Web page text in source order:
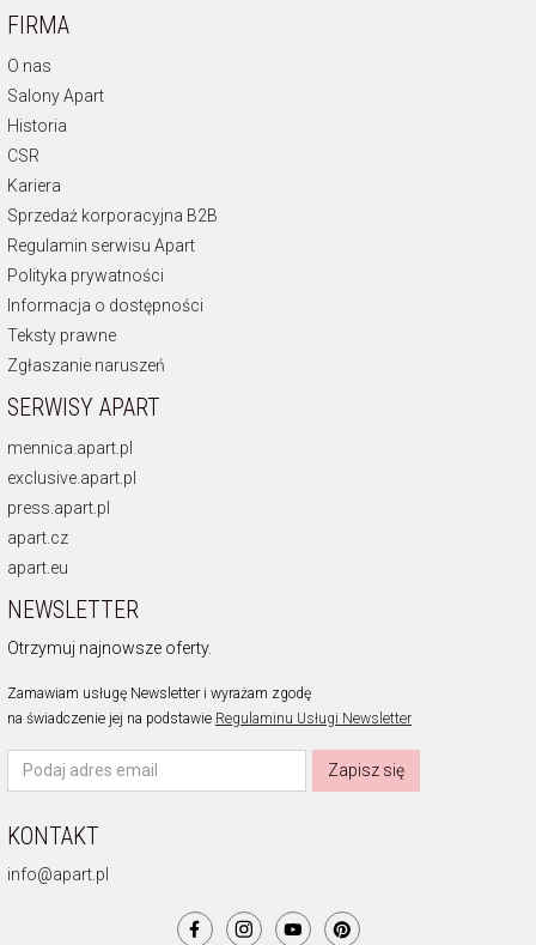
FIRMA
O nas
Salony Apart
Historia
CSR
Kariera
Sprzedaż korporacyjna B2B
Regulamin serwisu Apart
Polityka prywatności
Informacja o dostępności
Teksty prawne
Zgłaszanie naruszeń
SERWISY APART
mennica.apart.pl
exclusive.apart.pl
press.apart.pl
apart.cz
apart.eu
NEWSLETTER
Otrzymuj najnowsze oferty.
Zamawiam usługę Newsletter i wyrażam zgodę
na świadczenie jej na podstawie Regulaminu Usługi Newsletter
Zapisz się
KONTAKT
info@apart.pl